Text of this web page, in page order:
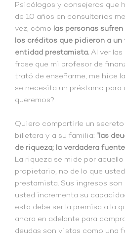
Psicólogos y consejeros que
de 10 años en consultorios
vez, cómo las personas
los créditos que pidieron a un
entidad prestamista.Al ver
frase que mi profesor de
trató de enseñarme, me hice
se necesita un préstamo para
queremos?
Quiero compartirle un secreto
billetera y a su familia: “las
de riqueza; la verdadera
La riqueza se mide por
propietario, no de lo que
prestamista. Sus ingresos son
usted incrementa su
esta debe ser la premisa a la
ahora en adelante para
deudas son vistas como una